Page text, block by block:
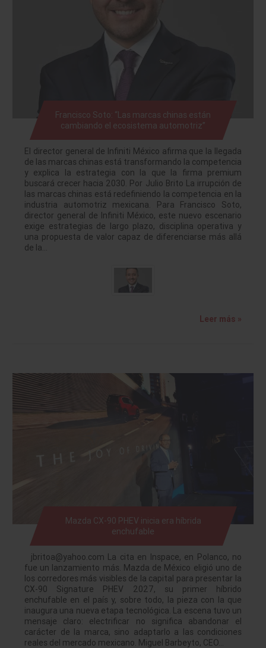
Francisco Soto: “Las marcas chinas están
cambiando el ecosistema automotriz”
El director general de Infiniti México afirma que la llegada
de las marcas chinas está transformando la competencia
y explica la estrategia con la que la firma premium
buscará crecer hacia 2030. Por Julio Brito La irrupción de
las marcas chinas está redefiniendo la competencia en la
industria automotriz mexicana. Para Francisco Soto,
director general de Infiniti México, este nuevo escenario
exige estrategias de largo plazo, disciplina operativa y
una propuesta de valor capaz de diferenciarse más allá
de la…
Leer más »
Mazda CX-90 PHEV inicia era híbrida
enchufable
jbritoa@yahoo.com La cita en Inspace, en Polanco, no
fue un lanzamiento más. Mazda de México eligió uno de
los corredores más visibles de la capital para presentar la
CX-90 Signature PHEV 2027, su primer híbrido
enchufable en el país y, sobre todo, la pieza con la que
inaugura una nueva etapa tecnológica. La escena tuvo un
mensaje claro: electrificar no significa abandonar el
carácter de la marca, sino adaptarlo a las condiciones
reales del mercado mexicano. Miguel Barbeyto, CEO…